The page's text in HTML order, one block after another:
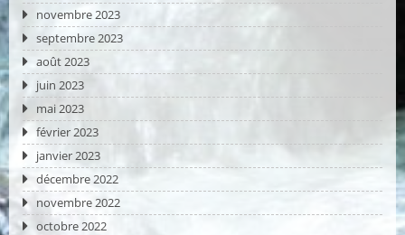
novembre 2023
septembre 2023
août 2023
juin 2023
mai 2023
février 2023
janvier 2023
décembre 2022
novembre 2022
octobre 2022